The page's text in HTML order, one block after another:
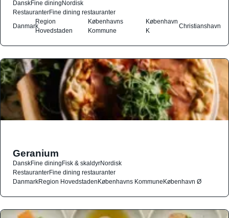
DanskFine diningNordisk
RestauranterFine dining restauranter
Danmark
Region
Hovedstaden
Københavns
Kommune
København
K
Christianshavn
Geranium
DanskFine diningFisk & skaldyrNordisk
RestauranterFine dining restauranter
DanmarkRegion HovedstadenKøbenhavns KommuneKøbenhavn Ø